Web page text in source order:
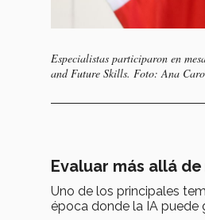
Especialistas participaron en
and Future Skills. Foto: Ana
Evaluar más allá
Uno de los principales
época donde la IA puede